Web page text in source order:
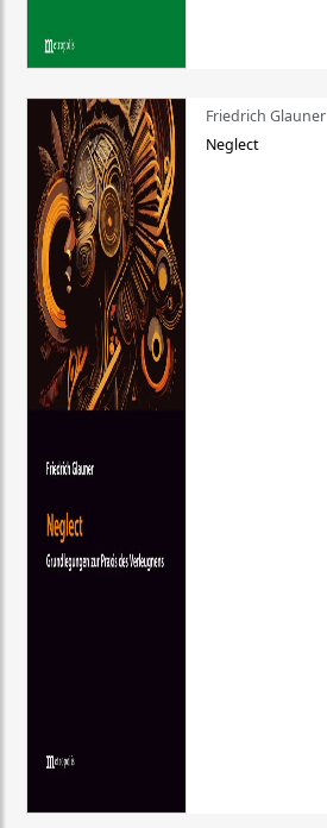
Friedrich Glauner
Neglect